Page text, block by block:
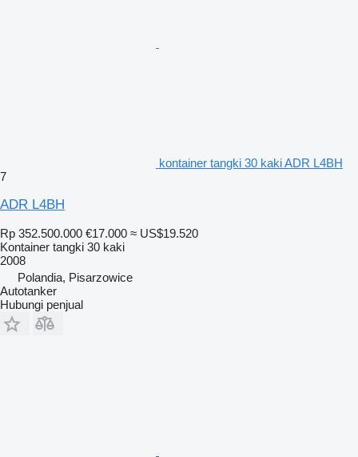
kontainer tangki 30 kaki ADR L4BH
7
ADR L4BH
Rp 352.500.000 €17.000 ≈ US$19.520
Kontainer tangki 30 kaki
2008
Polandia, Pisarzowice
Autotanker
Hubungi penjual